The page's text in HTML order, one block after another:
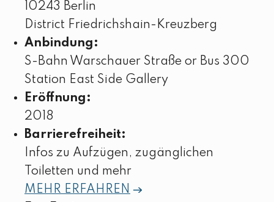
10243 Berlin
District Friedrichshain-Kreuzberg
Anbindung:
S-Bahn Warschauer Straße or Bus 300
Station East Side Gallery
Eröffnung:
2018
Barrierefreiheit:
Infos zu Aufzügen, zugänglichen
Toiletten und mehr
MEHR ERFAHREN